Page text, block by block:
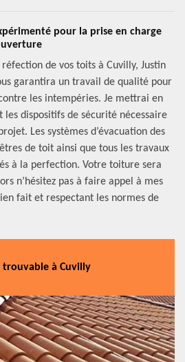
pour la prise en charge
de vos toits à Cuvilly, Justin
garantira un travail de qualité pour
les intempéries. Je mettrai en
les dispositifs de sécurité nécessaire
Les systèmes d’évacuation des
de toit ainsi que tous les travaux
à la perfection. Votre toiture sera
n’hésitez pas à faire appel à mes
fait et respectant les normes de
trouvable à Cuvilly